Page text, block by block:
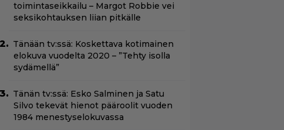
toimintaseikkailu – Margot Robbie vei
seksikohtauksen liian pitkälle
Tänään tv:ssä: Koskettava kotimainen
elokuva vuodelta 2020 – ”Tehty isolla
sydämellä”
Tänän tv:ssä: Esko Salminen ja Satu
Silvo tekevät hienot pääroolit vuoden
1984 menestyselokuvassa